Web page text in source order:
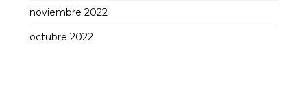
noviembre 2022
octubre 2022